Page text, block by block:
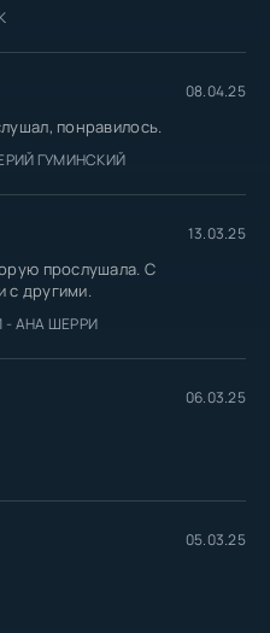
08.04.25
понравилось.
ГУМИНСКИЙ
13.03.25
прослушала. С
другими.
- АНА ШЕРРИ
06.03.25
05.03.25